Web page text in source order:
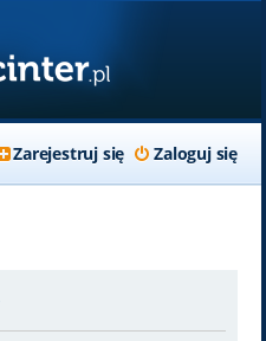
Zaloguj się
Zarejestruj się